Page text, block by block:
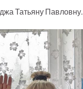
Татьяну Павловну.